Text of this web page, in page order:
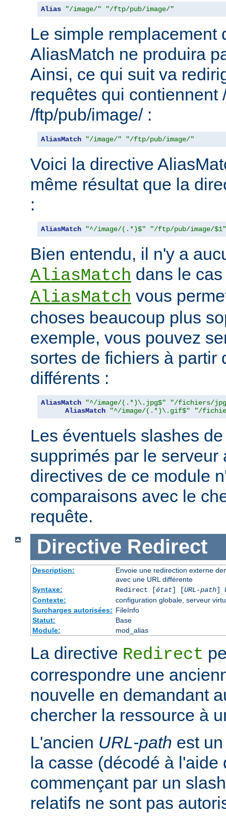
Alias "/image/" "/ftp/pub/image/"
Le simple remplacement
AliasMatch ne produira
Ainsi, ce qui suit va
requêtes qui contiennent
/ftp/pub/image/ :
AliasMatch "/image/" "/ftp/pub/image/"
Voici la directive
même résultat que la
:
AliasMatch "^/image/(.*)$" "/ftp/pub/image/$1"
Bien entendu, il n'y a
AliasMatch dans le
AliasMatch vous
choses beaucoup plus
exemple, vous pouvez
sortes de fichiers à partir
différents :
AliasMatch "^/image/(.*)\.jpg$"
"/fichiers/
AliasMatch
"^/image/(.*)\.gif$" "/
Les éventuels slashes
supprimés par le serveur
directives de ce module
comparaisons avec le
requête.
Directive Redirect
Description:
Envoie une redirection externe
avec une URL différente
Syntaxe:
Redirect [état] [URL-path]
Contexte:
configuration globale, serveur
Surcharges autorisées: FileInfo
Statut:
Base
Module:
mod_alias
La directive Redirect
correspondre une
nouvelle en demandant
chercher la ressource à
L'ancien URL-path est
la casse (décodé à l'aide
commençant par un
relatifs ne sont pas